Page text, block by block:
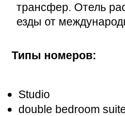
трансфер. Отель
езды от
Типы номеров:
Studio
double bedroom